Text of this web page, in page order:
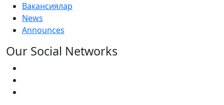
Вакансиялар
News
Announces
Our Social Networks